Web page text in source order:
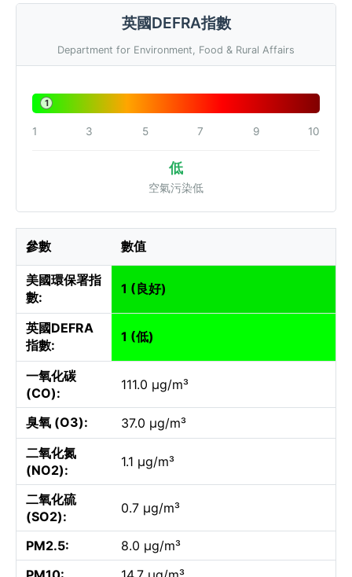
英國DEFRA指數
Department for Environment, Food & Rural Affairs
1
1 3 5 7 9 10
低
空氣污染低
參數 數值
美國環保署指
數:
1 (良好)
英國DEFRA
指數:
1 (低)
一氧化碳
(CO):
111.0 µg/m³
臭氧 (O3):
37.0 µg/m³
二氧化氮
(NO2):
1.1 µg/m³
二氧化硫
(SO2):
0.7 µg/m³
PM2.5:
8.0 µg/m³